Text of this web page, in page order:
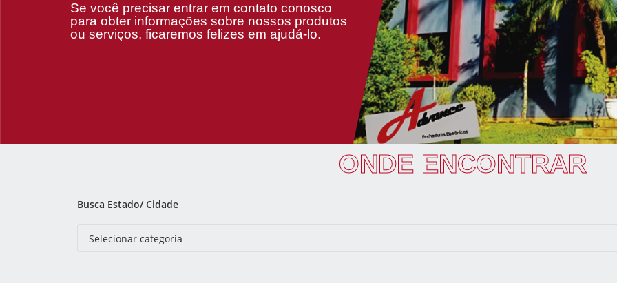
Se você precisar entrar em contato conosco
para obter informações sobre nossos produtos
ou serviços, ficaremos felizes em ajudá-lo.
ONDE ENCONTRAR
Busca Estado/ Cidade